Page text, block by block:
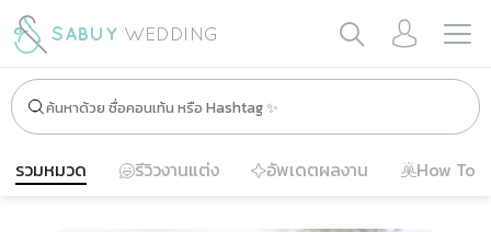
รวมหมวด รีวิวงานแต่ง อัพเดตผลงาน How To